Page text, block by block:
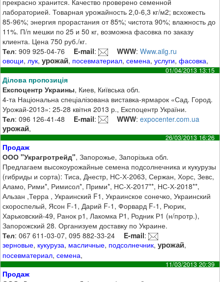
прекрасно хранится. Качество проверено семенной
лабораторией. Товарная урожайность 2,0-6,3 кг/м2; всхожесть
85-96%; энергия прорастания от 85%; чистота 90%; влажность до
11%. П/п мешки по 25 и 50 кг, возможна фасовка по заказу
клиента. Цена 750 руб./кг.
Тел: 909 925-04-76 E-mail: WWW:Www.ailg.ru
овощи,лук,урожай, посевматериал,семена,услуги,фасовка,
01/04/2013 13:15
Ділова пропозиція
Експоцентр Украины, Киев, Київська обл.
4-та Національна спеціалізована виставка-ярмарок «Сад. Город.
Урожай-2013»: 25-28 квітня 2013 р., Експоцентр України.
Тел: 096 126-41-48 E-mail: WWW:expocenter.com.ua
урожай,
26/03/2013 16:26
Продаж
ООО "Украгротрейд", Запорожье, Запорізька обл.
Предлагаем высокоурожайные семена подсолнечника и кукурузы
(гибриды и сорта): Тиса, Днестр, НС-Х-2063, Сержан, Хорс, Зевс,
Аламо, Рими*, Римисол*, Прими*, НС-Х-2017**, НС-Х-2018**,
Альзан ,Терра , Украинский F1, Украинское сонечко, Украинский
скороспелый, Ясон F-1, Дарий F-1, Форвард F-1, Рюрик,
Харьковский-49, Ранок р1, Лакомка Р1, Родник Р1 (н/протр.),
Запорожский 28. Организуем доставку по Украине.
Тел: 067 611-03-07, 095 882-33-24 E-mail:
зерновые, кукуруза, масличные, подсолнечник,урожай,
посевматериал,семена,
11/03/2013 20:39
Продаж